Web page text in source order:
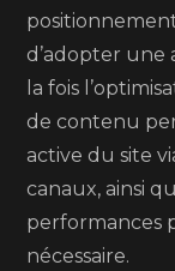
d’adopter une
la fois
de contenu
active du site
canaux, ainsi
performances
nécessaire.